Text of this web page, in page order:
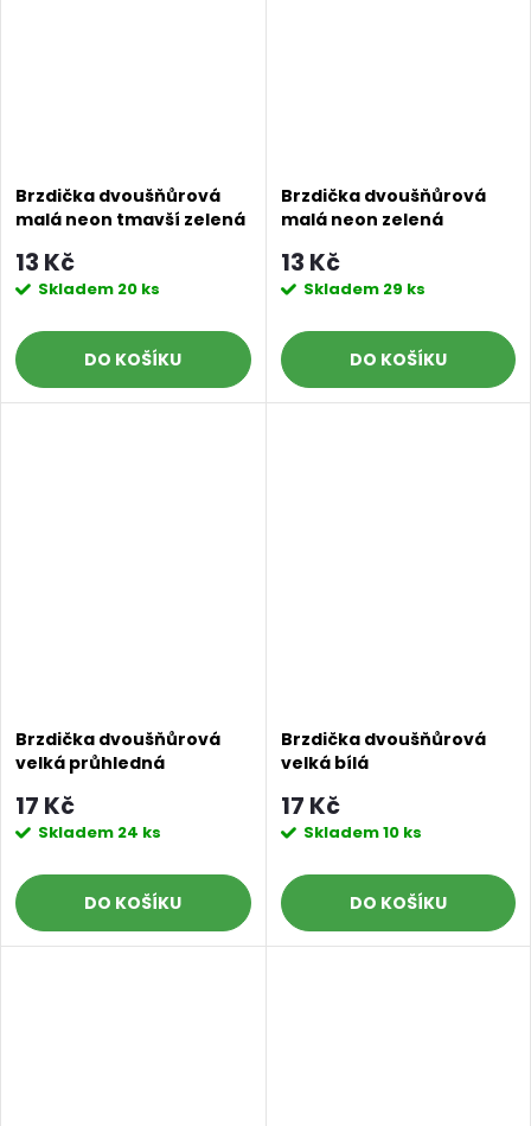
Brzdička dvoušňůrová
malá neon tmavší zelená
13 Kč
Skladem 20 ks
DO KOŠÍKU
Brzdička dvoušňůrová
malá neon zelená
13 Kč
Skladem 29 ks
DO KOŠÍKU
Brzdička dvoušňůrová
velká průhledná
17 Kč
Skladem 24 ks
DO KOŠÍKU
Brzdička dvoušňůrová
velká bílá
17 Kč
Skladem10 ks
DO KOŠÍKU